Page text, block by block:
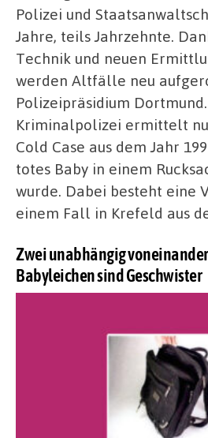
Polizei und
Jahre, teils Jahrzehnte.
Technik und neuen
werden Altfälle neu
Polizeipräsidium
Kriminalpolizei ermittelt
Cold Case aus dem Jahr
totes Baby in einem
wurde. Dabei besteht eine
einem Fall in Krefeld aus
Zwei unabhängig
Babyleichen sind Geschwister